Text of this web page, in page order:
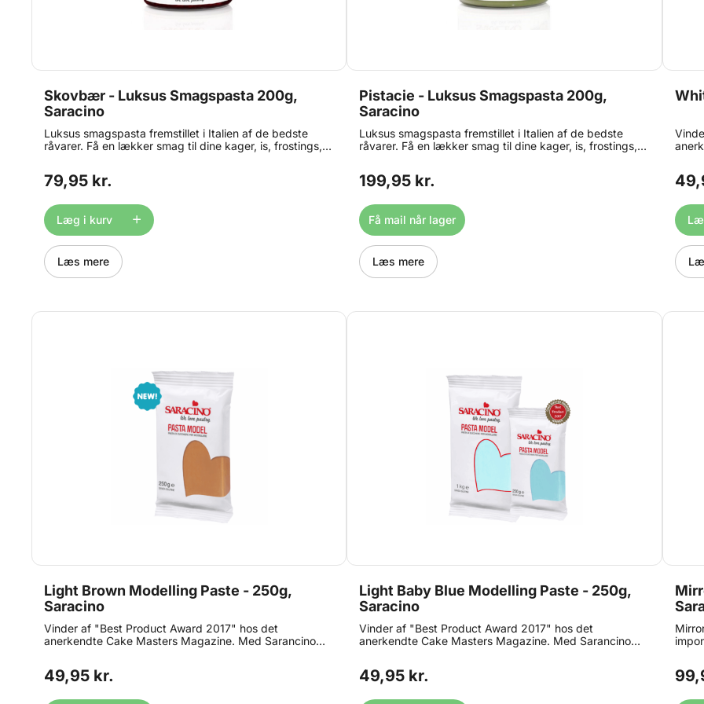
Skovbær - Luksus Smagspasta 200g,
Saracino
Luksus smagspasta fremstillet i Italien af de bedste
råvarer. Få en lækker smag til dine kager, is, frostings,
og tåler naturligvis også en tur i fryseren. Anbefalet
Indhold: 200 g.
79,95 kr.
Læg i kurv
Læs mere
Pistacie - Luksus Smagspasta 200g,
Saracino
Luksus smagspasta fremstillet i Italien af de bedste
råvarer. Få en lækker smag til dine kager, is, frostings,
og tåler naturligvis også en tur i fryseren. Anbefalet
Indhold: 200 g.
199,95 kr.
Få mail når lager
Læs mere
og
så
Light Brown Modelling Paste - 250g,
Saracino
Vinder af "Best Product Award 2017" hos det
anerkendte Cake Masters Magazine. Med Sarancino
modellering af figurer, blomster og blade. Den kan rulles
49,95 kr.
Light Baby Blue Modelling Paste - 250g,
Saracino
Vinder af "Best Product Award 2017" hos det
anerkendte Cake Masters Magazine. Med Sarancino
modellering af figurer, blomster og blade. Den kan rulles
49,95 kr.
med